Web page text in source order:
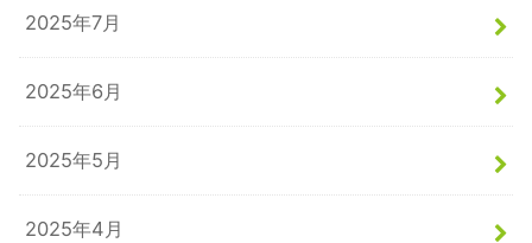
2025年7月
2025年6月
2025年5月
2025年4月